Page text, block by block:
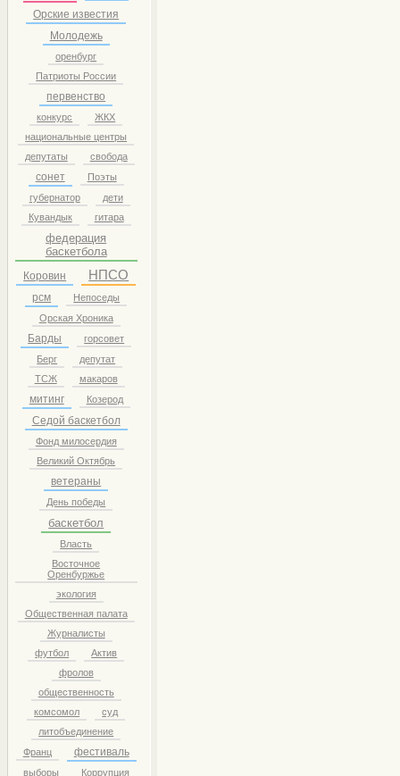
Орские известия
Молодежь
оренбург
Патриоты России
первенство
конкурс
ЖКХ
национальные центры
депутаты
свобода
сонет
Поэты
губернатор
дети
Кувандык
гитара
федерация
баскетбола
Коровин НПСО
рсм
Непоседы
Орская Хроника
Барды
горсовет
Берг
депутат
ТСЖ
макаров
митинг Козерод
Седой баскетбол
Фонд милосердия
Великий Октябрь
ветераны
День победы
баскетбол
Власть
Восточное
Оренбуржье
экология
Общественная палата
Журналисты
футбол
Актив
фролов
общественность
комсомол
суд
литобъединение
Франц
фестиваль
выборы Коррупция